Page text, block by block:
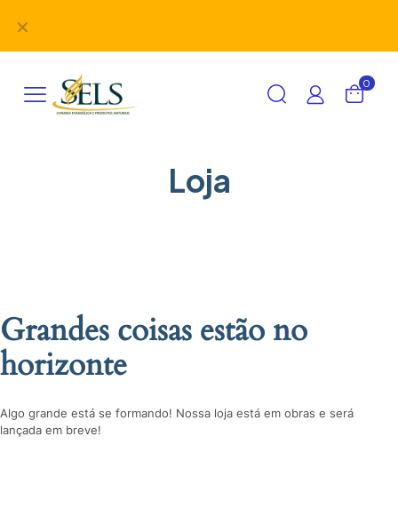
✕
0
Loja
Grandes coisas estão no
horizonte
Algo grande está se formando! Nossa loja está em obras e será
lançada em breve!